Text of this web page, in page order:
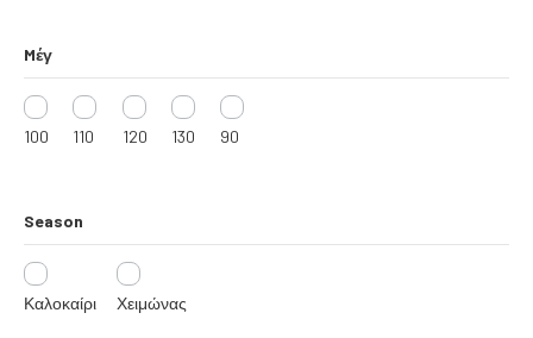
Mέγ
100 110 120 130 90
Season
Καλοκαίρι Χειμώνας